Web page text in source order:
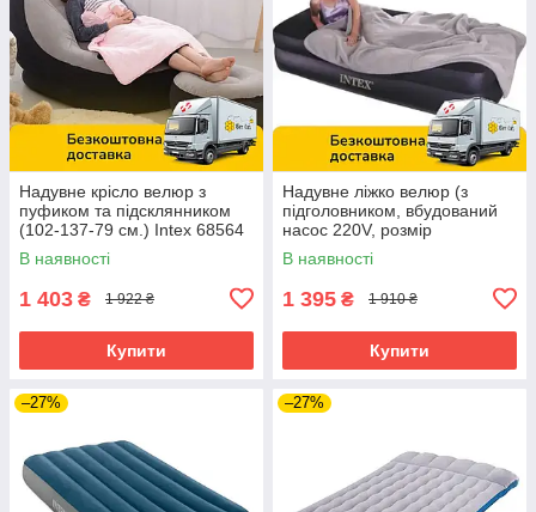
Надувне крісло велюр з
пуфиком та підсклянником
(102-137-79 см.) Intex 68564
В наявності
1 403 ₴ 1 922 ₴
Купити
Надувне ліжко велюр (з
підголовником, вбудований
насос 220V, розмір
99X191X42см) Intex 64122
NP
В наявності
1 395 ₴ 1 910 ₴
Купити
–27% –27%